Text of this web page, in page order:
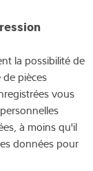
la possibilité de
pièces
vous
à moins qu'il
données pour